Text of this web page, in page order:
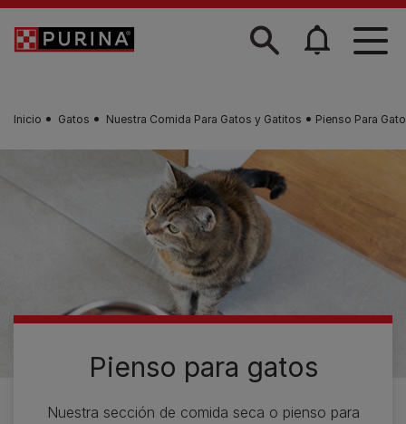
Skip to main content
Inicio Gatos Nuestra Comida Para Gatos y Gatitos Pienso Para
Pienso para gatos
Nuestra sección de comida seca o pienso para